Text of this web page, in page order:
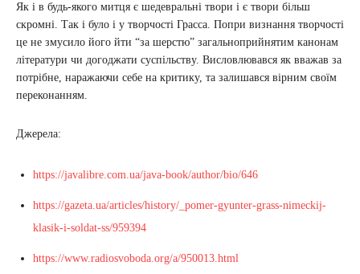
Як і в будь-якого митця є шедевральні твори і є твори більш
скромні. Так і було і у творчості Грасса. Попри визнання творчості
це не змусило його йти “за шерстю” загальноприйнятим канонам
літератури чи догоджати суспільству. Висловлювався як вважав за
потрібне, наражаючи себе на критику, та залишався вірним своїм
переконанням.
Джерела:
https://javalibre.com.ua/java-book/author/bio/646
https://gazeta.ua/articles/history/_pomer-gyunter-grass-nimeckij-
klasik-i-soldat-ss/959394
https://www.radiosvoboda.org/a/950013.html